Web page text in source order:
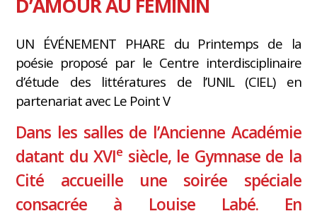
D’AMOUR AU FÉMININ
UN ÉVÉNEMENT PHARE du Printemps de la
poésie proposé par le Centre interdisciplinaire
d’étude des littératures de l’UNIL (CIEL) en
partenariat avec Le Point V
Dans les salles de l’Ancienne Académie
datant du XVIe siècle, le Gymnase de la
Cité accueille une soirée spéciale
consacrée à Louise Labé. En